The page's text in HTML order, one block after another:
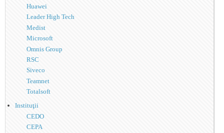
Huawei
Leader High Tech
Medist
Microsoft
Omnis Group
RSC
Siveco
Teamnet
Totalsoft
Instituţii
CEDO
CEPA